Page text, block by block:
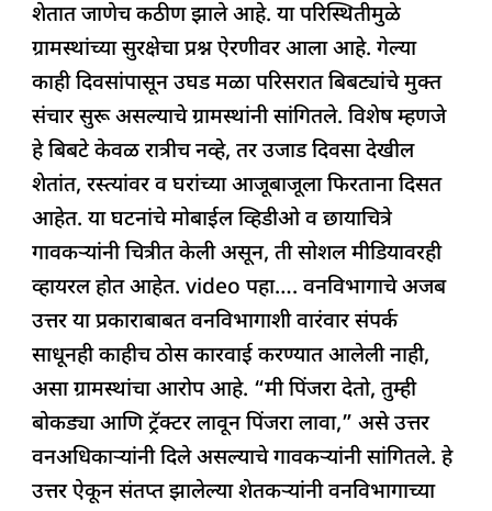
शेतात जाणेच कठीण झाले आहे. या परिस्थितीमुळे
ग्रामस्थांच्या सुरक्षेचा प्रश्न ऐरणीवर आला आहे. गेल्या
काही दिवसांपासून उघड मळा परिसरात बिबट्यांचे मुक्त
संचार सुरू असल्याचे ग्रामस्थांनी सांगितले. विशेष म्हणजे
हे बिबटे केवळ रात्रीच नव्हे, तर उजाड दिवसा देखील
शेतांत, रस्त्यांवर व घरांच्या आजूबाजूला फिरताना दिसत
आहेत. या घटनांचे मोबाईल व्हिडीओ व छायाचित्रे
गावकऱ्यांनी चित्रीत केली असून, ती सोशल मीडियावरही
व्हायरल होत आहेत. video पहा…. वनविभागाचे अजब
उत्तर या प्रकाराबाबत वनविभागाशी वारंवार संपर्क
साधूनही काहीच ठोस कारवाई करण्यात आलेली नाही,
असा ग्रामस्थांचा आरोप आहे. “मी पिंजरा देतो, तुम्ही
बोकड्या आणि ट्रॅक्टर लावून पिंजरा लावा,” असे उत्तर
वनअधिकाऱ्यांनी दिले असल्याचे गावकऱ्यांनी सांगितले. हे
उत्तर ऐकून संतप्त झालेल्या शेतकऱ्यांनी वनविभागाच्या